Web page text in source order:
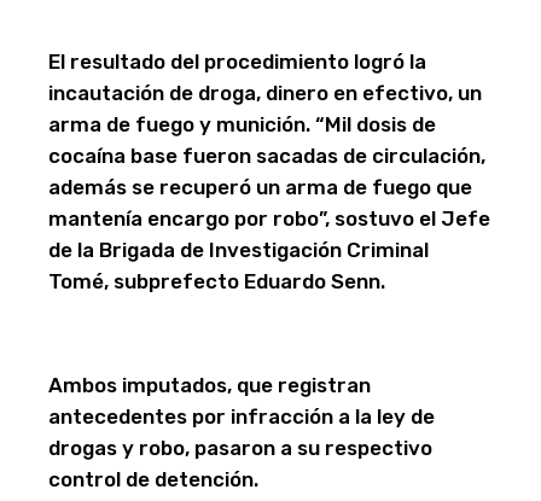
El resultado del procedimiento logró la
incautación de droga, dinero en efectivo, un
arma de fuego y munición. “Mil dosis de
cocaína base fueron sacadas de circulación,
además se recuperó un arma de fuego que
mantenía encargo por robo”, sostuvo el Jefe
de la Brigada de Investigación Criminal
Tomé, subprefecto Eduardo Senn.
Ambos imputados, que registran
antecedentes por infracción a la ley de
drogas y robo, pasaron a su respectivo
control de detención.